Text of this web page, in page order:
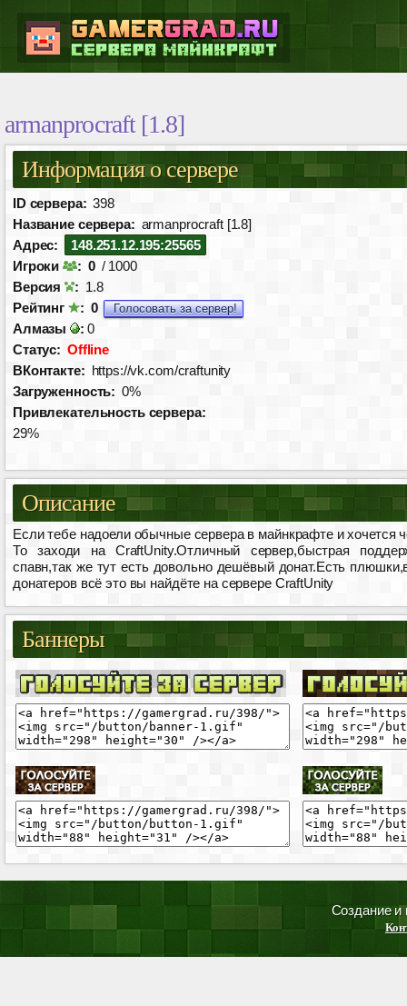
armanprocraft [1.8]
Информация о сервере
ID сервера: 398
Название сервера: armanprocraft [1.8]
Адрес:
148.251.12.195:25565
Игроки
: 0 / 1000
Версия
: 1.8
Рейтинг
: 0 Голосовать за сервер!
Алмазы : 0
Статус: Offline
ВКонтакте: https://vk.com/craftunity
Загруженность: 0%
Привлекательность сервера:
29%
Описание
Если тебе надоели обычные сервера в майнкрафте и хочется
То заходи на CraftUnity.Отличный сервер,быстрая
спавн,так же тут есть довольно дешёвый донат.Есть
донатеров всё это вы найдёте на сервере CraftUnity
Баннеры
Создание и